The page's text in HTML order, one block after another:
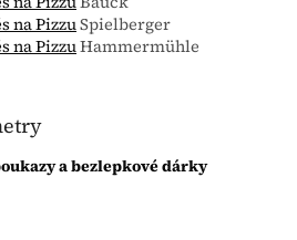
na PizzuSpielberger
na PizzuHammermühle
a bezlepkové dárky